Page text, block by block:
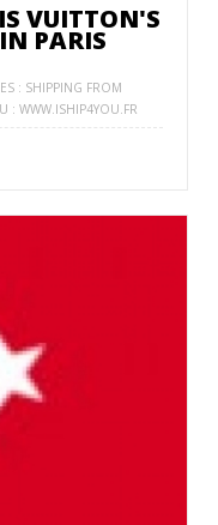
VUITTON'S
PARIS
: SHIPPING FROM
: WWW.ISHIP4YOU.FR